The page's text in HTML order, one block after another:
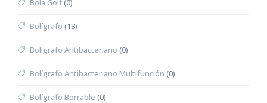
Bola Golf(0)
Bolígrafo (13)
Bolígrafo Antibacteriano (0)
Bolígrafo Antibacteriano Multifunción (0)
Bolígrafo Borrable (0)